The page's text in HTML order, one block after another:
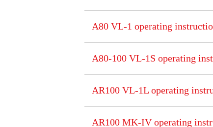
A80 VL-1 operating
A80-100 VL-1S operating
AR100 VL-1L operating
AR100 MK-IV operating